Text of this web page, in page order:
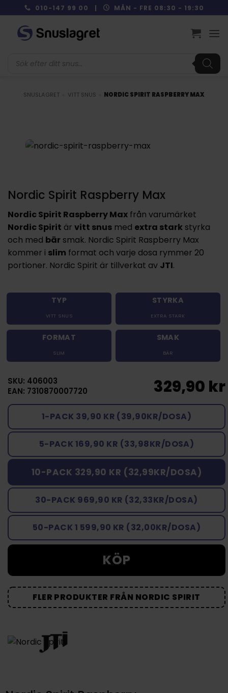
to
content
010-147 99 00 | MÅN - FRE 08:30 - 19:30
SNUSLAGRET VITT SNUS NORDIC SPIRIT RASPBERRY MAX
Nordic Spirit Raspberry Max
Nordic Spirit Raspberry Max från varumärket
Nordic Spirit är vitt snus med extra stark styrka
och med bär smak. Nordic Spirit Raspberry Max
kommer i slim format och varje dosa rymmer 20
portioner. Nordic Spirit är tillverkat av JTI.
TYP
VITT SNUS
STYRKA
EXTRA STARK
FORMAT
SLIM
SMAK
BÄR
SKU: 406003
EAN: 7310870007720
329,90 kr
1-PACK 39,90 KR (39,90KR/DOSA)
5-PACK 169,90 KR (33,98KR/DOSA)
10-PACK 329,90 KR (32,99KR/DOSA)
30-PACK 969,90 KR (32,33KR/DOSA)
50-PACK 1 599,90 KR (32,00KR/DOSA)
KÖP
FLER PRODUKTER FRÅN NORDIC SPIRIT